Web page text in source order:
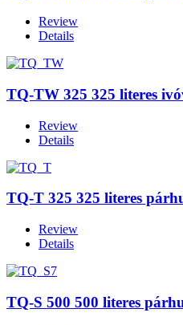
Review
Details
TQ-TW 325 325 literes
Review
Details
TQ-T 325 325 literes
Review
Details
TQ-S 500 500 literes